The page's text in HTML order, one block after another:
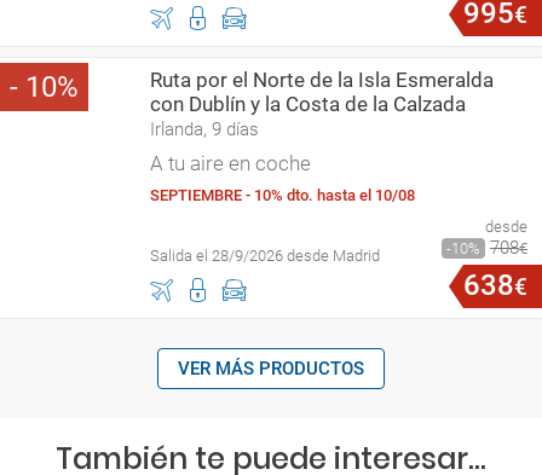
995€
10
Ruta por el Norte de la Isla Esmeralda
con Dublín y la Costa de la Calzada
Irlanda, 9 días
A tu aire en coche
SEPTIEMBRE - 10% dto. hasta el 10/08
Salida el 28/9/2026 desde Madrid
desde
10
708€
638€
VER MÁS PRODUCTOS
También te puede interesar...